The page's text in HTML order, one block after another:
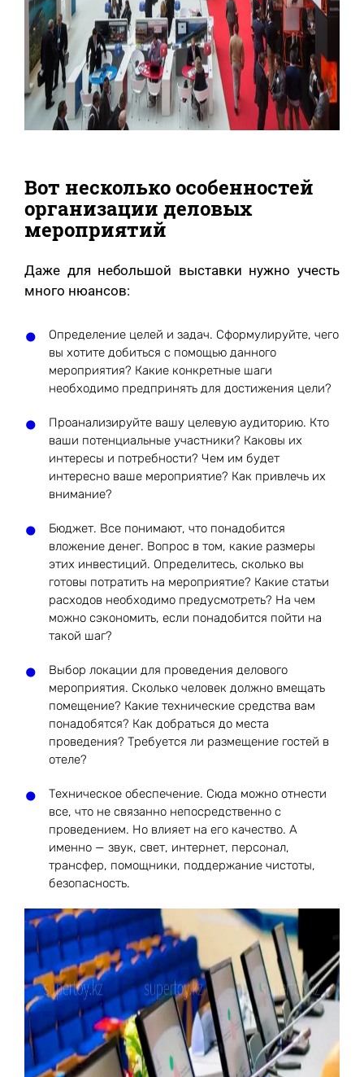
Вот несколько особенностей
организации деловых
мероприятий
Даже для небольшой выставки нужно учесть
много нюансов:
Определение целей и задач. Сформулируйте, чего
вы хотите добиться с помощью данного
мероприятия? Какие конкретные шаги
необходимо предпринять для достижения цели?
Проанализируйте вашу целевую аудиторию. Кто
ваши потенциальные участники? Каковы их
интересы и потребности? Чем им будет
интересно ваше мероприятие? Как привлечь их
внимание?
Бюджет. Все понимают, что понадобится
вложение денег. Вопрос в том, какие размеры
этих инвестиций. Определитесь, сколько вы
готовы потратить на мероприятие? Какие статьи
расходов необходимо предусмотреть? На чем
можно сэкономить, если понадобится пойти на
такой шаг?
Выбор локации для проведения делового
мероприятия. Сколько человек должно вмещать
помещение? Какие технические средства вам
понадобятся? Как добраться до места
проведения? Требуется ли размещение гостей в
отеле?
Техническое обеспечение. Сюда можно отнести
все, что не связанно непосредственно с
проведением. Но влияет на его качество. А
именно — звук, свет, интернет, персонал,
трансфер, помощники, поддержание чистоты,
безопасность.